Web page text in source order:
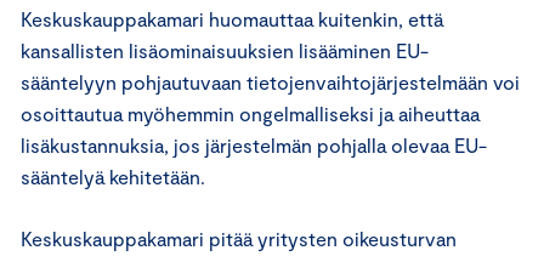
Keskuskauppakamari huomauttaa kuitenkin, että
kansallisten lisäominaisuuksien lisääminen EU-
sääntelyyn pohjautuvaan tietojenvaihtojärjestelmään voi
osoittautua myöhemmin ongelmalliseksi ja aiheuttaa
lisäkustannuksia, jos järjestelmän pohjalla olevaa EU-
sääntelyä kehitetään.
Keskuskauppakamari pitää yritysten oikeusturvan